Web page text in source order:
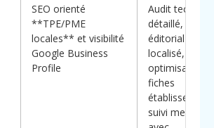
SEO orienté
**TPE/PME
locales** et visibilité
Google Business
Profile
Audit
détaillé, plan
éditorial
localisé,
optimisation
fiches
suivi mensuel